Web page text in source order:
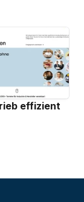
effizient